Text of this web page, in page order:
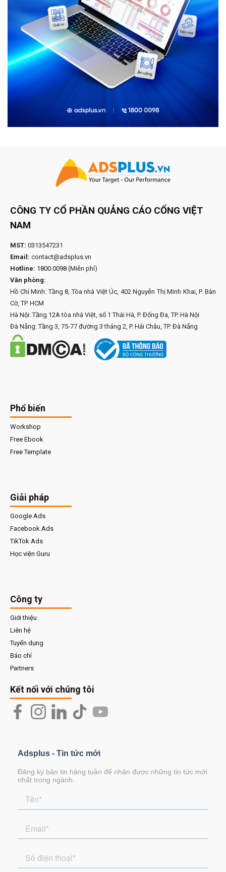
CÔNG TY CỔ PHẦN QUẢNG CÁO CỔNG VIỆT
NAM
MST: 0313547231
Email: contact@adsplus.vn
Hotline: 1800.0098 (Miễn phí)
Văn phòng:
Hồ Chí Minh: Tầng 8, Tòa nhà Việt Úc, 402 Nguyễn Thị Minh Khai, P. Bàn
Cờ, TP. HCM
Hà Nội: Tầng 12A tòa nhà Việt, số 1 Thái Hà, P. Đống Đa, TP. Hà Nội
Đà Nẵng: Tầng 3, 75-77 đường 3 tháng 2, P. Hải Châu, TP. Đà Nẵng
Phổ biến
Workshop
Free Ebook
Free Template
Giải pháp
Google Ads
Facebook Ads
TikTok Ads
Học viện Guru
Công ty
Giới thiệu
Liên hệ
Tuyển dụng
Báo chí
Partners
Kết nối với chúng tôi